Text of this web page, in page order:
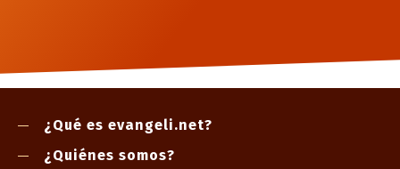
¿Qué es evangeli.net?
¿Quiénes somos?